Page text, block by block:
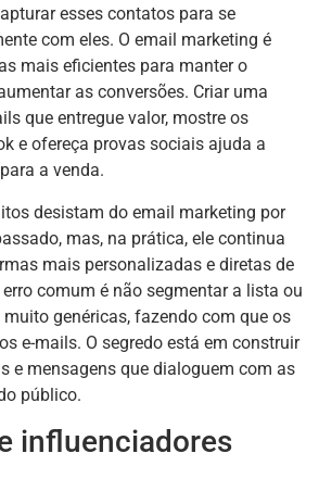
esses contatos para se
com eles. O email marketing é
mais eficientes para manter o
as conversões. Criar uma
que entregue valor, mostre os
e ofereça provas sociais ajuda a
a venda.
desistam do email marketing por
mas, na prática, ele continua
mais personalizadas e diretas de
comum é não segmentar a lista ou
genéricas, fazendo com que os
e-mails. O segredo está em construir
e mensagens que dialoguem com as
público.
influenciadores